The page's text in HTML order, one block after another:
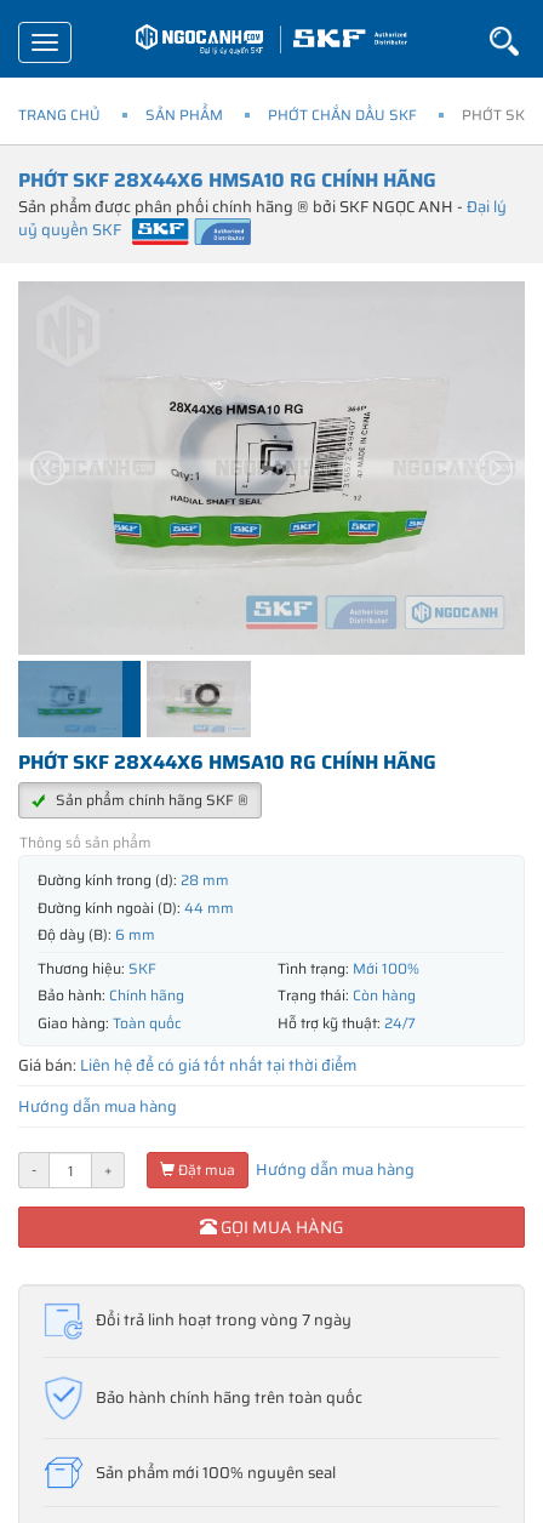
Toggle
navigation
TRANG CHỦ SẢN PHẨM PHỚT CHẮN DẦU SKF PHỚT SKF
PHỚT SKF 28X44X6 HMSA10 RG CHÍNH HÃNG
Sản phẩm được phân phối chính hãng ® bởi SKF NGỌC ANH -Đại lý
uỷ quyền SKF
PHỚT SKF 28X44X6 HMSA10 RG CHÍNH HÃNG
Sản phẩm chính hãng SKF ®
Thông số sản phẩm
Đường kính trong (d): 28 mm
Đường kính ngoài (D): 44 mm
Độ dày (B): 6 mm
Thương hiệu: SKF Tình trạng: Mới 100%
Bảo hành: Chính hãng Trạng thái: Còn hàng
Giao hàng: Toàn quốc Hỗ trợ kỹ thuật: 24/7
Giá bán: Liên hệ để có giá tốt nhất tại thời điểm
Hướng dẫn mua hàng
- + Đặt mua Hướng dẫn mua hàng
GỌI MUA HÀNG
Đổi trả linh hoạt trong vòng 7 ngày
Bảo hành chính hãng trên toàn quốc
Sản phẩm mới 100% nguyên seal